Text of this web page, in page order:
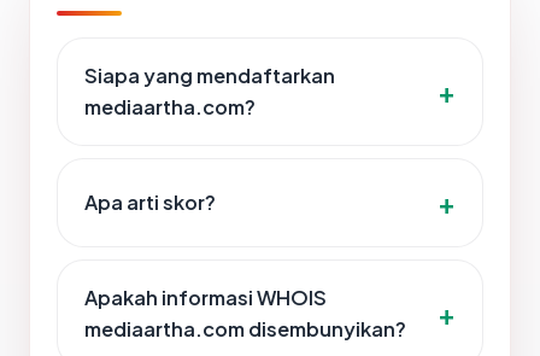
Siapa yang mendaftarkan
mediaartha.com?
Apa arti skor?
Apakah informasi WHOIS
mediaartha.com disembunyikan?